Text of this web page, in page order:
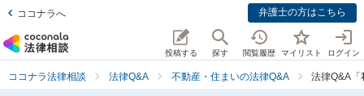
ココナラへ 弁護士の方はこちら
投稿する 探す 閲覧履歴 マイリスト ログイン
ココナラ法律相談 法律Q&A 不動産・住まいの法律Q&A 法律Q&A